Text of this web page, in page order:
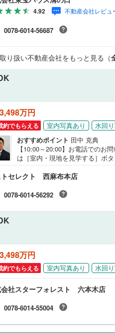
す。「資料をもらう」「見学予
必ずYahoo！ JAPAN IDでログイ
譲渡はできません。たくさんの
く素敵なお家探しをお約束しま
は、お気軽に東宝ハウス溝の口
える「未来カレンダー」もご来
のお問合せをお待ちしておりま
4.92 不動産会社レビュ
0078-6014-56687
取り扱い不動産会社をもっと見る（
万円
約でもらえる 室内写真あり
水回
おすすめポイント 田中 克典
【10:00～20:00】お電話でのお
は［室内・現地を見学する］ボ
ョン！採光・通風良好な4階部分
せお待ちしております〈物件
田園都市線『池尻大橋』駅徒歩
トと一緒に暮らせます（細則有
ト■セキュリティ面も安心のオ
セレクト 西麻布本店
0078-6014-56292
万円
約でもらえる 室内写真あり 水回
社スターフォレスト 六本木店
0078-6014-55004
OsakaMetro堺筋線(198
福岡市地下鉄空港線(
道南いさりび鉄道(0)
秋田内陸縦貫鉄道(0)
いすみ鉄道
IGRいわて銀河鉄道( 30)
弘南鉄道弘南線(3)
由利高原鉄道鳥海山ろく線
鹿島臨海鉄道大洗鹿島線(16)
小湊鐵道(5)